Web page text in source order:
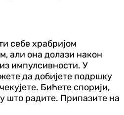
себе храбријом
али она долази након
импулсивности. У
да добијете подршку
Бићете спорији,
што радите. Припазите на